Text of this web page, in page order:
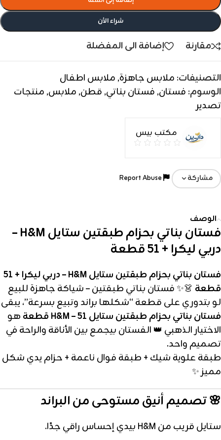
شراء الأن
مقارنة إضافة الى المفضلة
التصنيفات: ملابس جاهزة, ملابس اطفال
الوسوم: فستان, فستان بناتي, قطن, ملابس, منتجات
تصدير
مكتب بيس
مشاركة
الوصف
فستان بناتي بحزام طبقتين ستايل H&M –
دربي ليكرا + 51 قطعة
فستان بناتي بحزام طبقتين ستايل H&M – دربي ليكرا + 51
قطعة 👗✨ فستان بناتي طبقتين – شياكة جاهزة للبيع
لو بتدوري على قطعة “شكلها براند وتبيع بسرعة”، يبقى
فستان بناتي بحزام طبقتين ستايل H&M – 51 قطعة
هو
الاختيار الذهبي 👑 الفستان بيجمع بين الأناقة والراحة في
تصميم واحد.
طبقة علوية شيك + طبقة فوال ناعمة + حزام يدي شكل
مميز ✨
🌸 تصميم أنيق مستوحى من البراند
ستايل قريب من H&M بيدي إحساس راقي جدًا.